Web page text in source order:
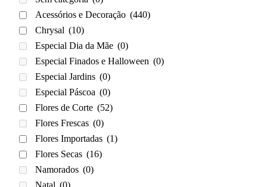
Acessórios e Decoração (440)
Chrysal (10)
Especial Dia da Mãe (0)
Especial Finados e Halloween (0)
Especial Jardins (0)
Especial Páscoa (0)
Flores de Corte (52)
Flores Frescas (0)
Flores Importadas (1)
Flores Secas (16)
Namorados (0)